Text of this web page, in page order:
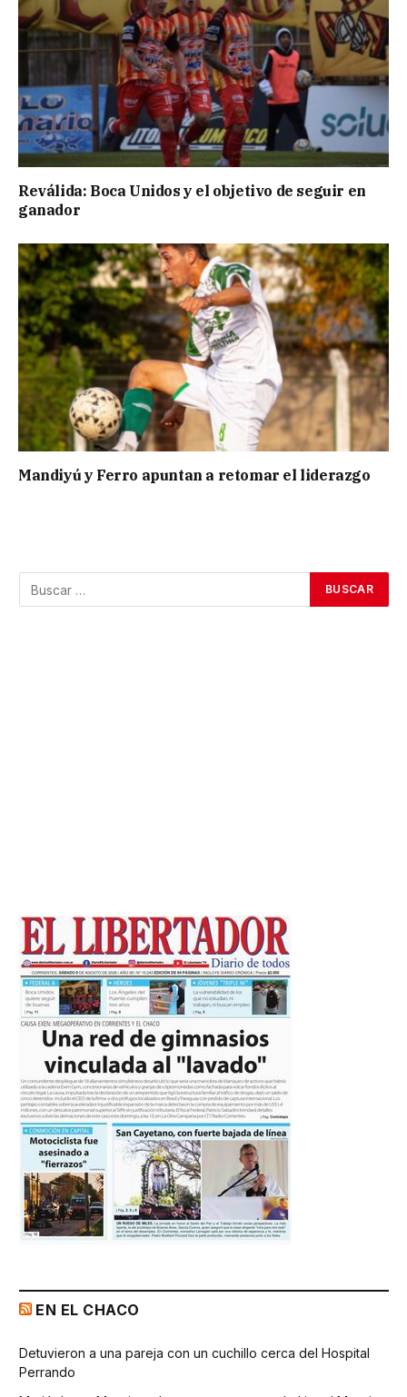
Reválida: Boca Unidos y el objetivo de seguir en
ganador
Mandiyú y Ferro apuntan a retomar el liderazgo
EN EL CHACO
Detuvieron a una pareja con un cuchillo cerca del Hospital
Perrando